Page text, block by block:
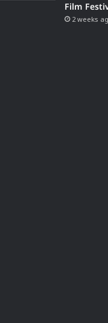
Film
2 weeks